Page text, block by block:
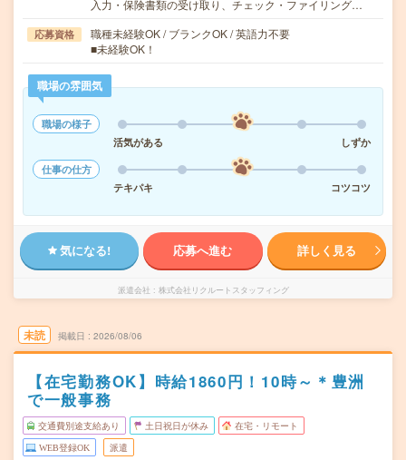
入力・保険書類の受け取り、チェック・ファイリング…
応募資格
職種未経験OK / ブランクOK / 英語力不要
■未経験OK！
職場の雰囲気
職場の様子
活気がある
しずか
仕事の仕方
テキパキ
コツコツ
気になる! 応募へ進む 詳しく見る
派遣会社 株式会社リクルートスタッフィング
未読 掲載日 2026/08/06
【在宅勤務OK】時給1860円！10時～＊豊洲
で一般事務
交通費別途支給あり 土日祝日が休み 在宅・リモート
WEB登録OK 派遣